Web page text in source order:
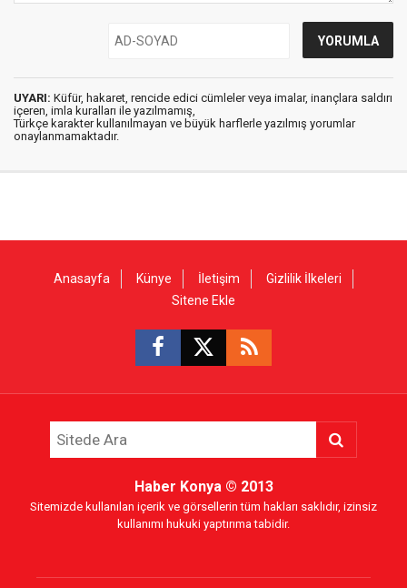
UYARI: Küfür, hakaret, rencide edici cümleler veya imalar, inançlara saldırı
içeren, imla kuralları ile yazılmamış,
Türkçe karakter kullanılmayan ve büyük harflerle yazılmış yorumlar
onaylanmamaktadır.
Anasayfa Künye İletişim
Gizlilik İlkeleri
Sitene Ekle
Haber Konya© 2013
Sitemizde kullanılan içerik ve görsellerin tüm hakları saklıdır, izinsiz
kullanımı hukuki yaptırıma tabidir.